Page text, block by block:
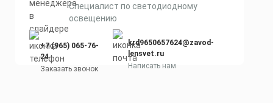
Cпециалист по светодиодному
освещению
+7 (965) 065-76-
24
Заказать звонок
krd9650657624@zavod-
lensvet.ru
Написать нам